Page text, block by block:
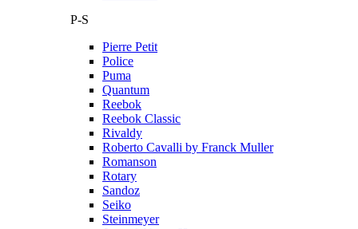
P-S
Pierre Petit
Police
Puma
Quantum
Reebok
Reebok Classic
Rivaldy
Roberto Cavalli by Franck Muller
Romanson
Rotary
Sandoz
Seiko
Steinmeyer